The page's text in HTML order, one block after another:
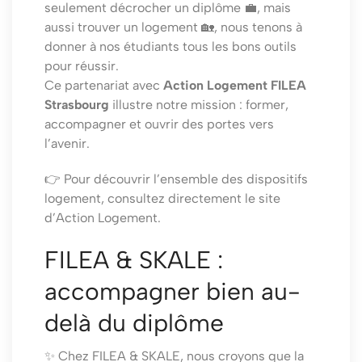
seulement décrocher un diplôme 💼, mais
aussi trouver un logement 🏡, nous tenons à
donner à nos étudiants tous les bons outils
pour réussir.
Ce partenariat avec Action Logement FILEA
Strasbourg illustre notre mission : former,
accompagner et ouvrir des portes vers
l’avenir.
👉 Pour découvrir l’ensemble des dispositifs
logement, consultez directement le site
d’Action Logement.
FILEA & SKALE :
accompagner bien au-
delà du diplôme
✨ Chez FILEA & SKALE, nous croyons que la